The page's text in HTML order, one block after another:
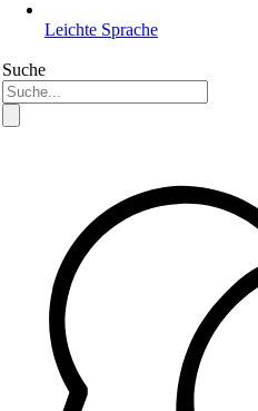
Leichte Sprache
Suche